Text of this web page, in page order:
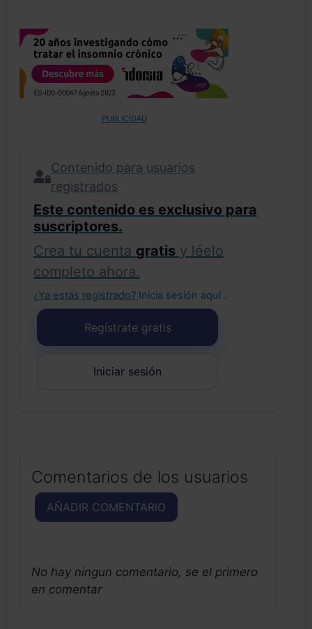
PUBLICIDAD
Contenido para usuarios
registrados
Este contenido es exclusivo para
suscriptores.
Crea tu cuenta gratis y léelo
completo ahora.
¿Ya estás registrado? Inicia sesión aquí .
Regístrate gratis
Iniciar sesión
Comentarios de los usuarios
AÑADIR COMENTARIO
No hay ningun comentario, se el primero
en comentar